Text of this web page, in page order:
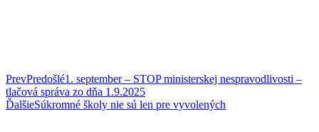
PrevPredošlé1. september – STOP ministerskej nespravodlivosti –
tlačová správa zo dňa 1.9.2025
ĎalšieSúkromné školy nie sú len pre vyvolených